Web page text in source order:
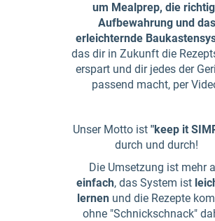
um Mealprep, die
Aufbewahrung und das
erleichternde
das dir in Zukunft die
erspart und dir jedes der
passend macht, per
Unser Motto ist "keep it
durch und durch!
Die Umsetzung ist mehr
einfach, das System ist
lernenund die Rezepte
ohne "Schnickschnack"